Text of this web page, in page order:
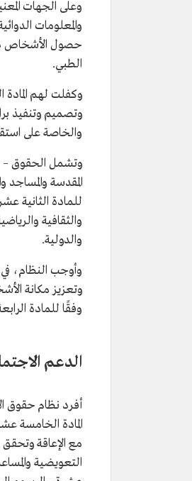
وعلى الجهات
والمعلومات
حصول الأشخاص
الطبي.
وكفلت لهم
وتصميم وتنفيذ
والخاصة على
وتشمل الحقوق –
المقدسة
للمادة الثانية
والثقافية
والدولية.
وأوجب النظام، في
وتعزيز مكانة
وفقًا للمادة
الدعم
أفرد نظام حقوق
المادة الخامسة
مع الإعاقة
التعويضية